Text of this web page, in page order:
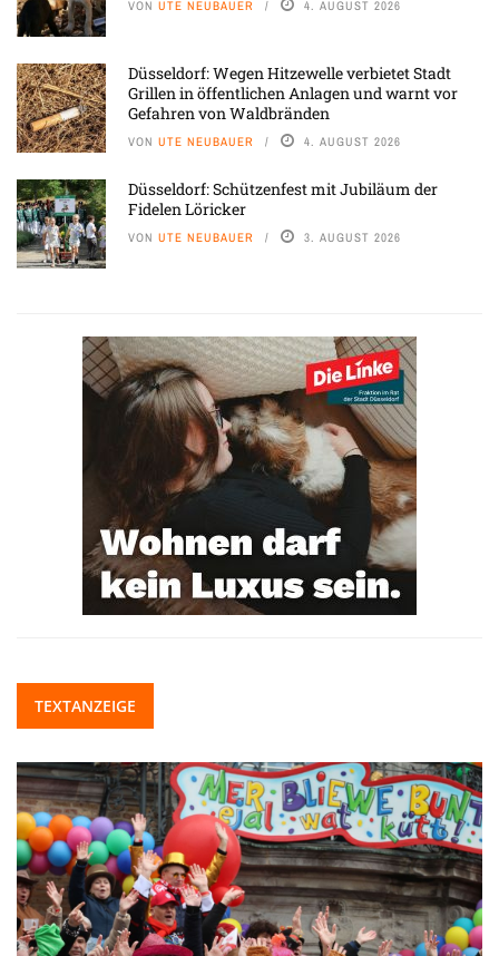
VON UTE NEUBAUER 4. AUGUST 2026
Düsseldorf: Wegen Hitzewelle verbietet Stadt
Grillen in öffentlichen Anlagen und warnt vor
Gefahren von Waldbränden
VON UTE NEUBAUER 4. AUGUST 2026
Düsseldorf: Schützenfest mit Jubiläum der
Fidelen Löricker
VON UTE NEUBAUER 3. AUGUST 2026
TEXTANZEIGE